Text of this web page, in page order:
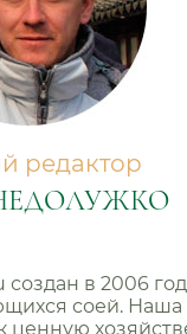
редактор
в 2006
соей. Наша
ценную